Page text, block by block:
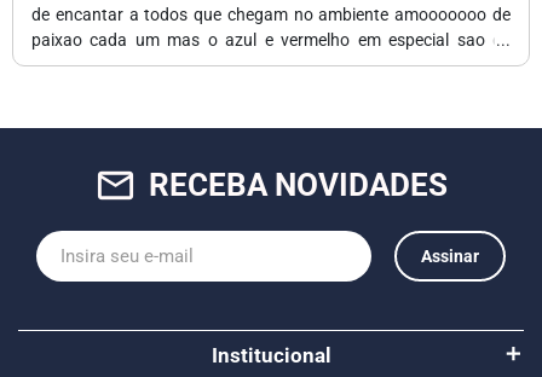
de encantar a todos que chegam no ambiente amooooooo de
paixao cada um mas o azul e vermelho em especial sao os
melhores pra mim
mail_outline RECEBA NOVIDADES
Assinar
Institucional